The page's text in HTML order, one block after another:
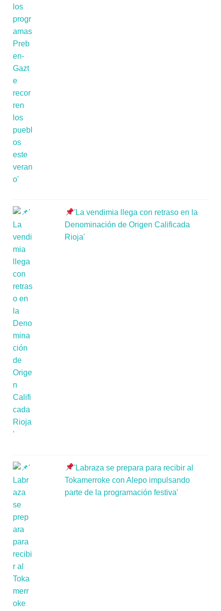
'La vendimia llega con retraso en la
Denominación de Origen Calificada
Rioja'
'Labraza se prepara para recibir al
Tokamerroke con Alepo impulsando
parte de la programación festiva'